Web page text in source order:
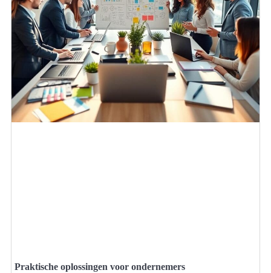
Praktische oplossingen voor ondernemers